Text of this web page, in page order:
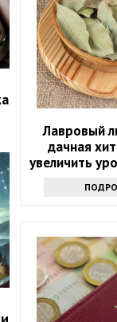
Лавровый
дачная
увеличить